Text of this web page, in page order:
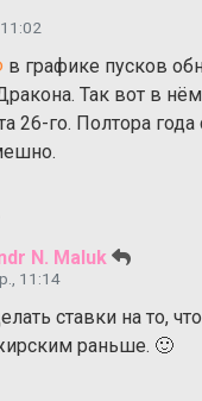
в графике пусков
Так вот в
26-го. Полтора года
N. Maluk
11:14
ставки на то,
раньше. 🙂